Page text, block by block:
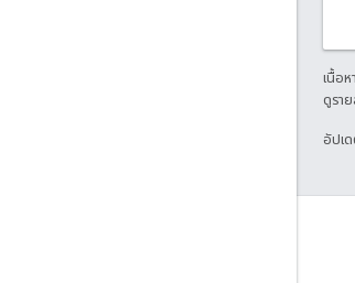
เนื้อ
ดูรา
อัปเ